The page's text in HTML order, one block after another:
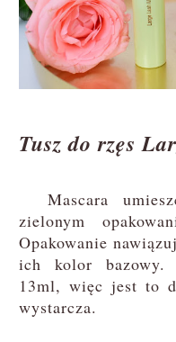
Tusz do rzęs
Mascara
zielonym
Opakowanie
ich kolor bazowy.
13ml, więc jest to
wystarcza.